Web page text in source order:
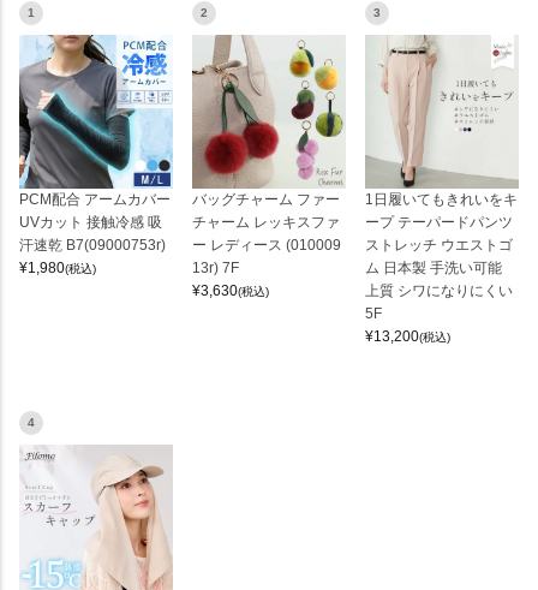
1
PCM配合 アームカバー
UVカット 接触冷感 吸
汗速乾 B7(09000753r)
¥1,980(税込)
2
バッグチャーム ファー
チャーム レッキスファ
ー レディース (010009
13r) 7F
¥3,630(税込)
3
1日履いてもきれいをキ
ープ テーパードパンツ
ストレッチ ウエストゴ
ム 日本製 手洗い可能
上質 シワになりにくい
5F
¥13,200(税込)
4